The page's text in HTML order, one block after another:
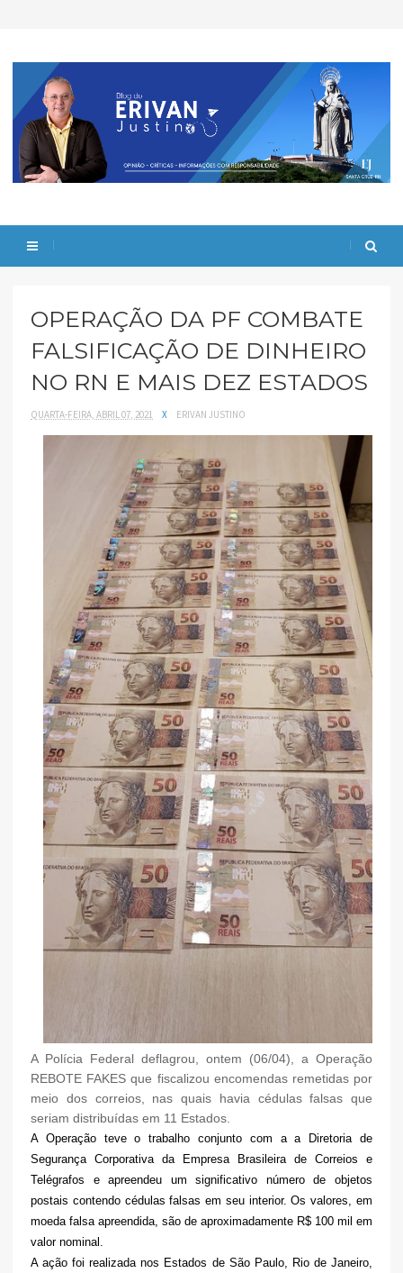
OPERAÇÃO DA PF COMBATE
FALSIFICAÇÃO DE DINHEIRO
NO RN E MAIS DEZ ESTADOS
QUARTA-FEIRA, ABRIL 07, 2021 X ERIVAN JUSTINO
A Polícia Federal deflagrou, ontem (06/04), a Operação
REBOTE FAKES que fiscalizou encomendas remetidas por
meio dos correios, nas quais havia cédulas falsas que
seriam distribuídas em 11 Estados.
A Operação teve o trabalho conjunto com a a Diretoria de
Segurança Corporativa da Empresa Brasileira de Correios e
Telégrafos e apreendeu um significativo número de objetos
postais contendo cédulas falsas em seu interior. Os valores, em
moeda falsa apreendida, são de aproximadamente R$ 100 mil em
valor nominal.
A ação foi realizada nos Estados de São Paulo, Rio de Janeiro,